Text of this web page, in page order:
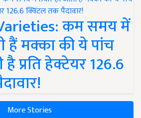
कम समय में
हैं मक्का की ये पांच
प्रति हेक्टेयर 126.6
More Stories